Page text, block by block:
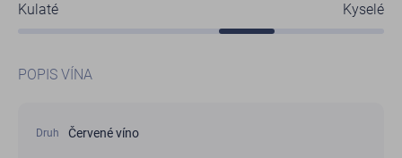
Kulaté Kyselé
POPIS VÍNA
Druh Červené víno